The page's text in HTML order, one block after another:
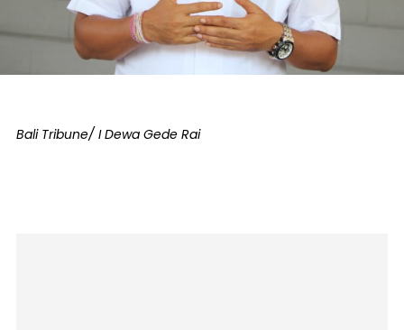
Bali Tribune/ I Dewa Gede Rai